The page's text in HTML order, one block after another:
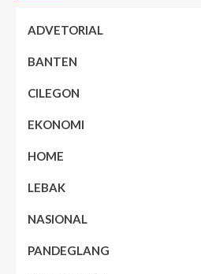
ADVETORIAL
BANTEN
CILEGON
EKONOMI
HOME
LEBAK
NASIONAL
PANDEGLANG